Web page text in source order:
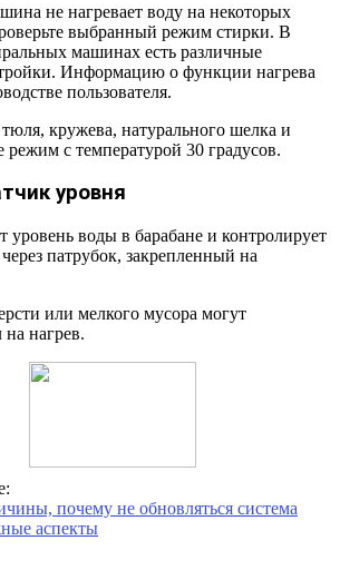
не нагревает воду на некоторых
выбранный режим стирки. В
машинах есть различные
Информацию о функции нагрева
пользователя.
кружева, натурального шелка и
режим с температурой 30 градусов.
уровня
уровень воды в барабане и контролирует
патрубок, закрепленный на
или мелкого мусора могут
на нагрев.
почему не обновляться система
аспекты